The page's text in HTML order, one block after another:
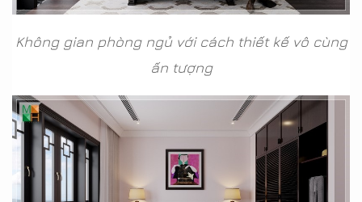
Không gian phòng ngủ với cách thiết kế vô cùng
ấn tượng